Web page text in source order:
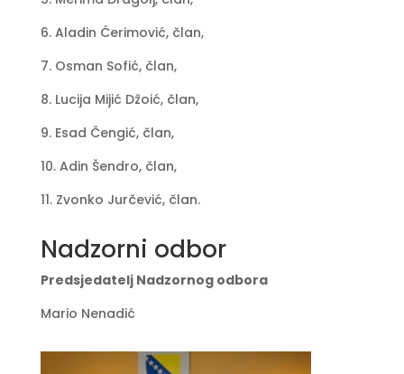
6. Aladin Ćerimović, član,
7. Osman Sofić, član,
8. Lucija Mijić Džoić, član,
9. Esad Čengić, član,
10. Adin Šendro, član,
11. Zvonko Jurčević, član.
Nadzorni odbor
Predsjedatelj Nadzornog odbora
Mario Nenadić